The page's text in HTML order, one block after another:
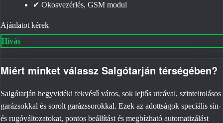
✔ Okosvezérlés, GSM modul
Ajánlatot kérek
Hívás
Miért minket válassz Salgótarján térségében?
Salgótarján hegyvidéki fekvésű város, sok lejtős utcával, szinteltolásos
garázsokkal és sorolt garázssorokkal. Ezek az adottságok speciális sín-
és rugóváltozatokat, pontos beállítást és megbízható automatizálást